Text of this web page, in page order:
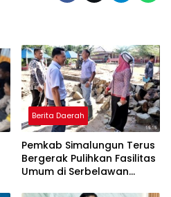
Berita Daerah
Pemkab Simalungun Terus
Bergerak Pulihkan Fasilitas
Umum di Serbelawan